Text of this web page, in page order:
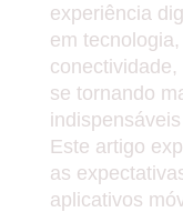
experiência
em
se tornando
Este artigo
as
aplicativos